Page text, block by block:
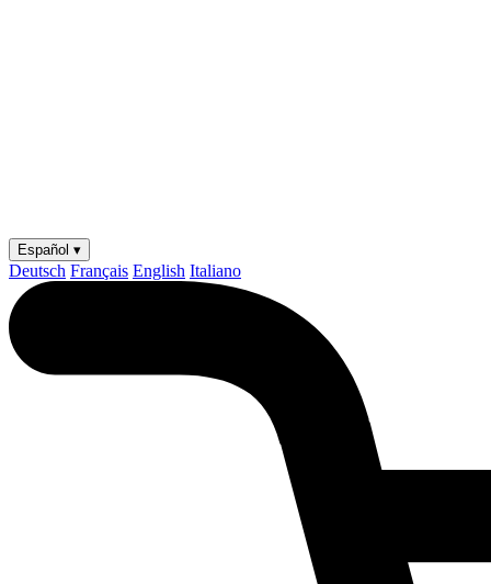
Español ▾
Deutsch Français English Italiano